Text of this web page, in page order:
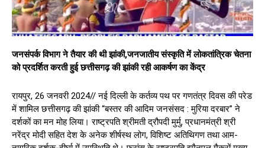
जनसंपर्क विभाग ने तैयार की थी झांकी,जनजातीय संस्कृति में लोकतांत्रिक चेतना
को प्रदर्शित करती हुई छत्तीसगढ़ की झांकी रही आकर्षण का केंद्र
रायपुर, 26 जनवरी 2024// नई दिल्ली के कर्तव्य पथ पर गणतंत्र दिवस की परेड
में शामिल छत्तीसगढ़ की झांकी “बस्तर की आदिम जनसंसद : मुरिया दरबार” ने
दर्शकों का मन मोह लिया। राष्ट्रपति श्रीमती द्रौपदी मुर्मु, प्रधानमंत्री श्री
नरेंद्र मोदी सहित देश के अनेक शीर्षस्थ लोग, विशिष्ट अतिथिगण तथा आम-